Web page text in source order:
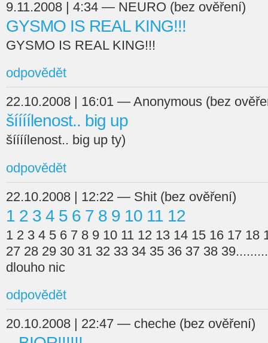
9.11.2008 | 4:34 — NEURO (bez ověření)
GYSMO IS REAL KING!!!
GYSMO IS REAL KING!!!
odpovědět
22.10.2008 | 16:01 — Anonymous (bez
šíííílenost.. big up
šíííílenost.. big up ty)
odpovědět
22.10.2008 | 12:22 — Shit (bez ověření)
1 2 3 4 5 6 7 8 9 10 11 12
1 2 3 4 5 6 7 8 9 10 11 12 13 14 15 16 17 18
27 28 29 30 31 32 33 34 35 36 37 38
dlouho nic
odpovědět
20.10.2008 | 22:47 — cheche (bez ověření)